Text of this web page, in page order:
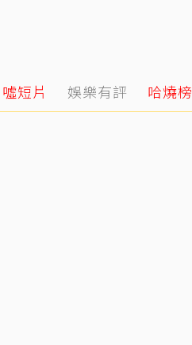
噓短片 娛樂有評 哈燒榜